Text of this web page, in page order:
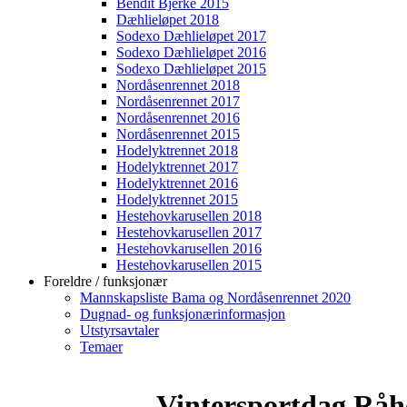
Bendit Bjerke 2015
Dæhlieløpet 2018
Sodexo Dæhlieløpet 2017
Sodexo Dæhlieløpet 2016
Sodexo Dæhlieløpet 2015
Nordåsenrennet 2018
Nordåsenrennet 2017
Nordåsenrennet 2016
Nordåsenrennet 2015
Hodelyktrennet 2018
Hodelyktrennet 2017
Hodelyktrennet 2016
Hodelyktrennet 2015
Hestehovkarusellen 2018
Hestehovkarusellen 2017
Hestehovkarusellen 2016
Hestehovkarusellen 2015
Foreldre / funksjonær
Mannskapsliste Bama og Nordåsenrennet 2020
Dugnad- og funksjonærinformasjon
Utstyrsavtaler
Temaer